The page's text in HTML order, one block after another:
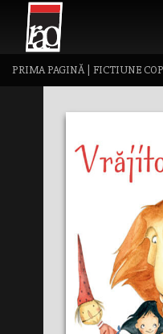
PRIMA PAGINĂ| FICTIUNE